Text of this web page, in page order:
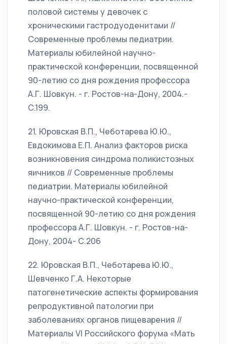
половой системы у девочек с
хроническими гастродуоденитами //
Современные проблемы педиатрии.
Материалы юбилейной научно-
практической конференции, посвященной
90-летию со дня рождения профессора
А.Г. Шовкун. - г. Ростов-на-Дону, 2004.-
С.199.
21. Юровская В.П., Чеботарева Ю.Ю.,
Евдокимова Е.П. Анализ факторов риска
возникновения синдрома поликистозных
яичников // Современные проблемы
педиатрии. Материалы юбилейной
научно-практической конференции,
посвященной 90-летию со дня рождения
профессора А.Г. Шовкун. - г. Ростов-на-
Дону, 2004- С.206
22. Юровская В.П., Чеботарева Ю.Ю.,
Шевченко Г.А. Некоторые
патогенетические аспекты формирования
репродуктивной патологии при
заболеваниях органов пищеварения //
Материалы VI Российского форума «Мать